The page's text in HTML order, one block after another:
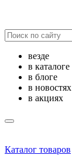
везде
в каталоге
в блоге
в новостях
в акциях
Каталог товаров